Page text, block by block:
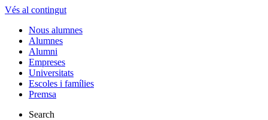
Vés al contingut
Nous alumnes
Alumnes
Alumni
Empreses
Universitats
Escoles i famílies
Premsa
Search